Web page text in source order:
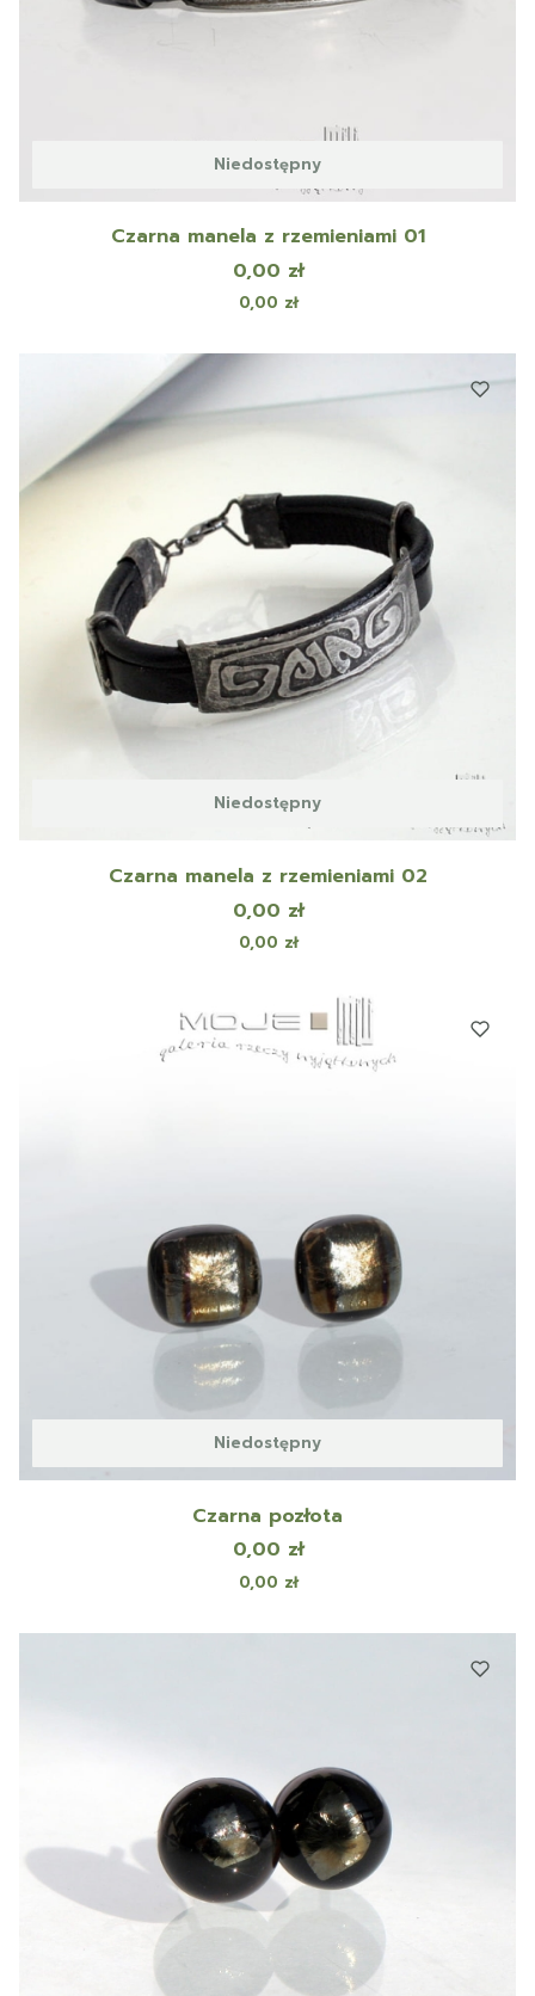
Niedostępny
Czarna manela z rzemieniami 01
Cena
0,00 zł
Cena
0,00 zł
Niedostępny
Czarna manela z rzemieniami 02
Cena
0,00 zł
Cena
0,00 zł
Niedostępny
Czarna pozłota
Cena
0,00 zł
Cena
0,00 zł